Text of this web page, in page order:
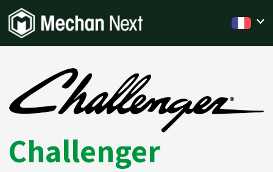
Challenger